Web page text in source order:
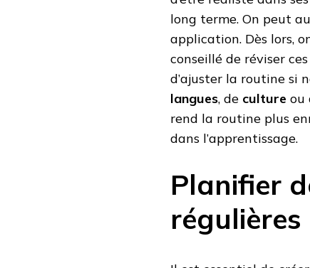
long terme. On peut
application. Dès lors,
conseillé de réviser
d’ajuster la routine si
langues, de culture ou
rend la routine plus
dans l’apprentissage.
Planifier
régulières